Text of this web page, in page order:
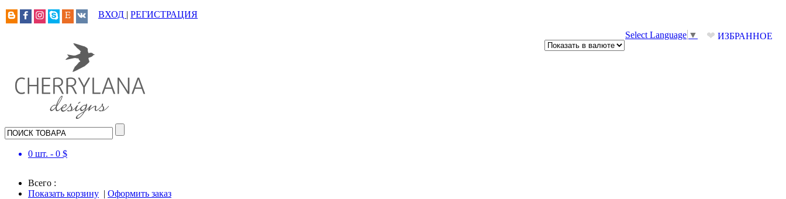
ВХОД | РЕГИСТРАЦИЯ
❤ ИЗБРАННОЕ
Select Language ▼
0 шт. - 0 $
Всего :
Показать корзину | Оформить заказ